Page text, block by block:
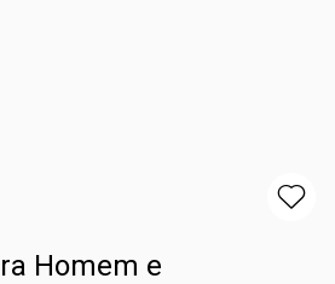
Homem e